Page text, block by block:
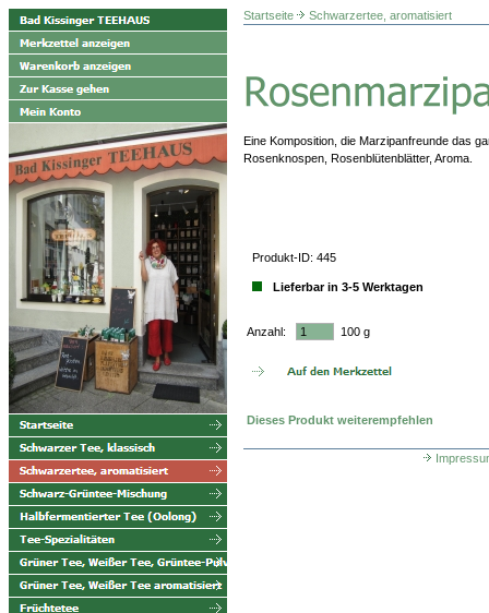
Startseite Schwarzertee, aromatisiert
Eine Komposition, die Marzipanfreunde das
Rosenknospen, Rosenblütenblätter, Aroma.
Produkt-ID: 445
Lieferbar in 3-5 Werktagen
Anzahl: 100 g
Dieses Produkt weiterempfehlen